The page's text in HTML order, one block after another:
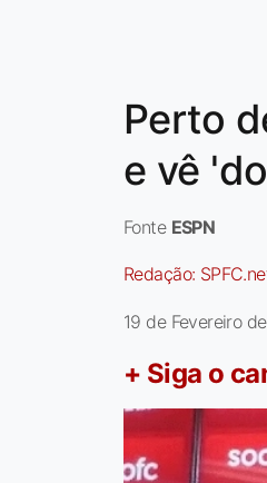
Perto
e vê
Fonte ESPN
Redação:
19 de Fevereiro
+ Siga o